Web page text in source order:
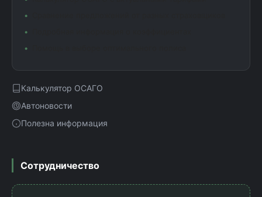
Калькулятор ОСАГО
Автоновости
Полезна информация
Сотрудничество